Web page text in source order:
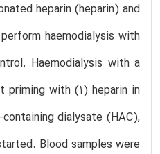
heparin (heparin) and
haemodialysis with
Haemodialysis with a
with (1) heparin in
dialysate (HAC),
Blood samples were